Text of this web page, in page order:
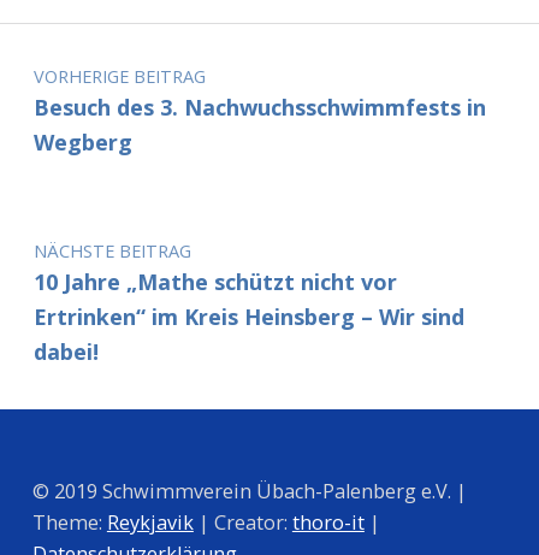
Beitragsnavigation
VORHERIGE BEITRAG
Besuch des 3. Nachwuchsschwimmfests in
Wegberg
NÄCHSTE BEITRAG
10 Jahre „Mathe schützt nicht vor
Ertrinken“ im Kreis Heinsberg – Wir sind
dabei!
© 2019 Schwimmverein Übach-Palenberg e.V. |
Theme: Reykjavik| Creator: thoro-it|